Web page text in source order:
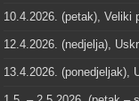
10.4.2026. (petak), Veliki
12.4.2026. (nedjelja),
13.4.2026. (ponedjeljak),